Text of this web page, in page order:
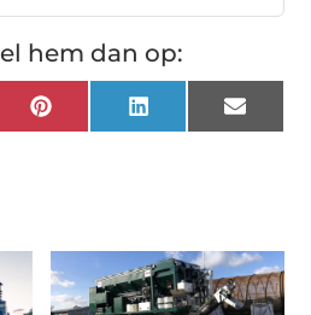
hem dan op:
Pinterest LinkedIn Email